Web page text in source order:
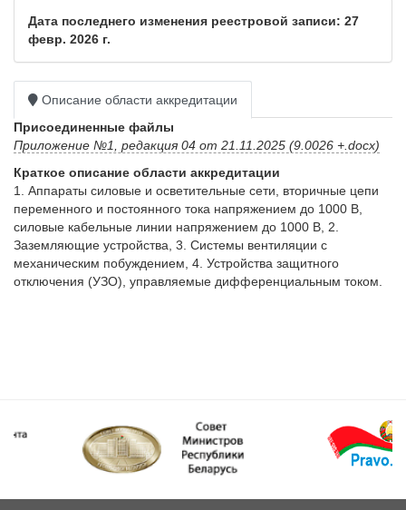
Дата последнего изменения реестровой записи: 27
февр. 2026 г.
Описание области аккредитации
Присоединенные файлы
Приложение №1, редакция 04 от 21.11.2025 (9.0026 +.docx)
Краткое описание области аккредитации
1. Аппараты силовые и осветительные сети, вторичные цепи
переменного и постоянного тока напряжением до 1000 В,
силовые кабельные линии напряжением до 1000 В, 2.
Заземляющие устройства, 3. Системы вентиляции с
механическим побуждением, 4. Устройства защитного
отключения (УЗО), управляемые дифференциальным током.